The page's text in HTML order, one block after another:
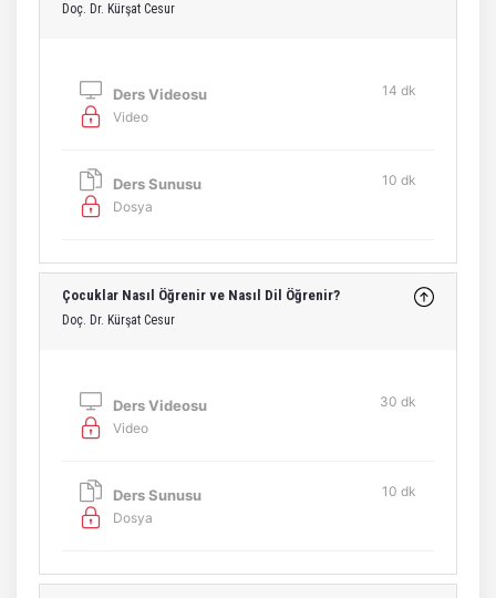
Doç. Dr. Kürşat Cesur
Ders Videosu
Video
14 dk
Ders Sunusu
Dosya
10 dk
Çocuklar Nasıl Öğrenir ve Nasıl Dil Öğrenir?
Doç. Dr. Kürşat Cesur
Ders Videosu
Video
30 dk
Ders Sunusu
Dosya
10 dk